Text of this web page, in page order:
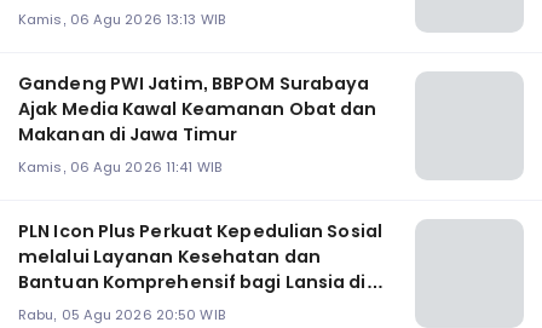
Kamis, 06 Agu 2026 13:13 WIB
Gandeng PWI Jatim, BBPOM Surabaya
Ajak Media Kawal Keamanan Obat dan
Makanan di Jawa Timur
Kamis, 06 Agu 2026 11:41 WIB
PLN Icon Plus Perkuat Kepedulian Sosial
melalui Layanan Kesehatan dan
Bantuan Komprehensif bagi Lansia di
Malang
Rabu, 05 Agu 2026 20:50 WIB